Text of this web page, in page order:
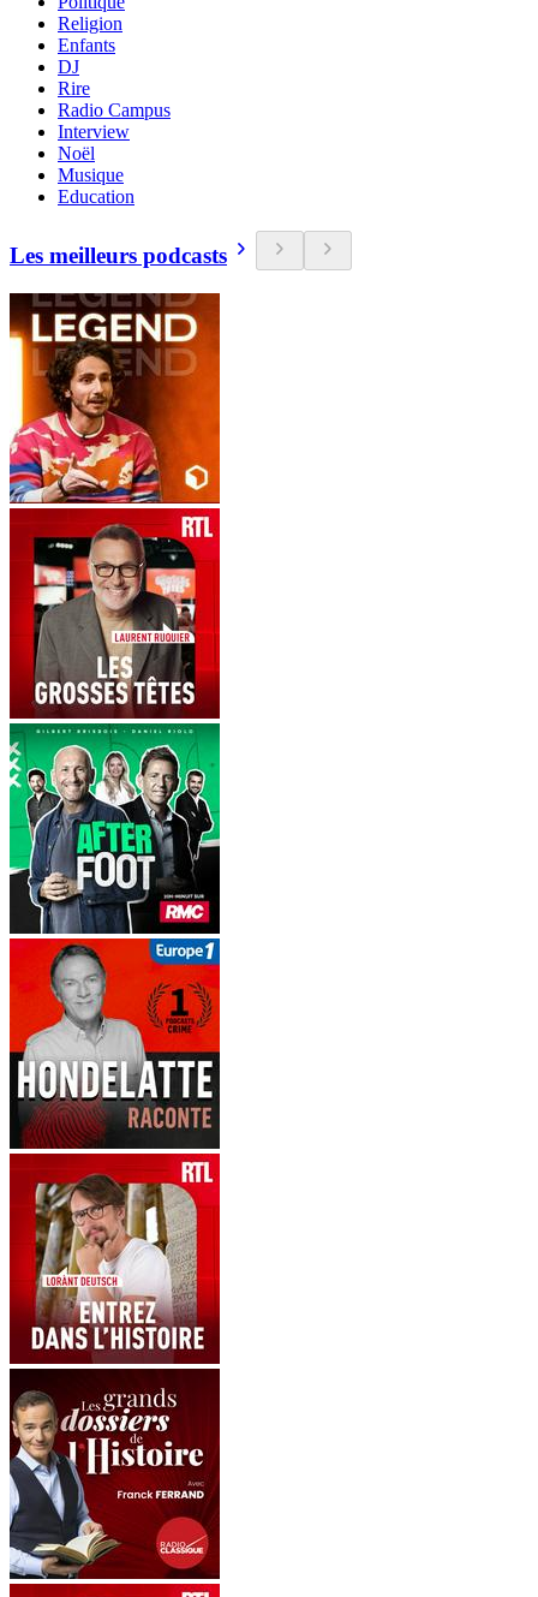
Religion
Enfants
DJ
Rire
Radio Campus
Interview
Noël
Musique
Education
Les meilleurs podcasts